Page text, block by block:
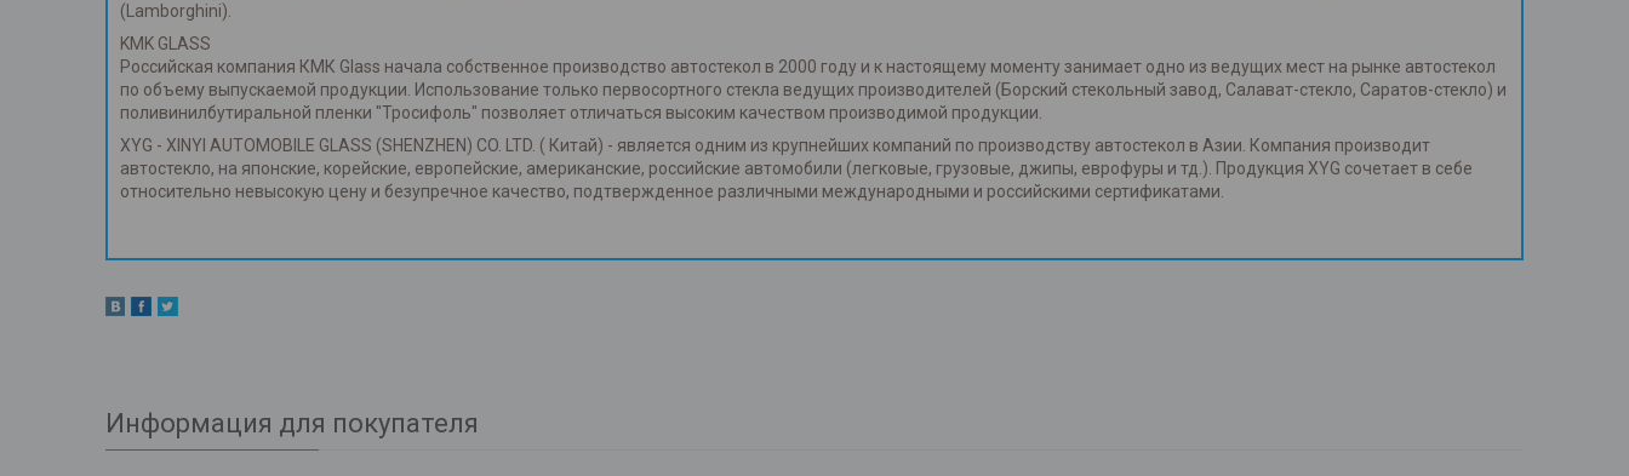
(Lamborghini).
KMK GLASS
Российская компания КМК Glass начала собственное производство автостекол в 2000 году и к настоящему моменту занимает одно из ведущих мест на рынке автостекол
по объему выпускаемой продукции. Использование только первосортного стекла ведущих производителей (Борский стекольный завод, Салават-стекло, Саратов-стекло) и
поливинилбутиральной пленки "Тросифоль" позволяет отличаться высоким качеством производимой продукции.
XYG - XINYI AUTOMOBILE GLASS (SHENZHEN) CO. LTD. ( Китай) - является одним из крупнейших компаний по производству автостекол в Азии. Компания производит
автостекло, на японские, корейские, европейские, американские, российские автомобили (легковые, грузовые, джипы, еврофуры и тд.). Продукция XYG сочетает в себе
относительно невысокую цену и безупречное качество, подтвержденное различными международными и российскими сертификатами.
Информация для покупателя